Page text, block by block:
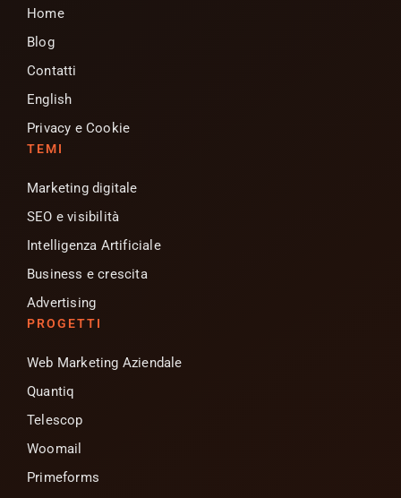
Home
Blog
Contatti
English
Privacy e Cookie
TEMI
Marketing digitale
SEO e visibilità
Intelligenza Artificiale
Business e crescita
Advertising
PROGETTI
Web Marketing Aziendale
Quantiq
Telescop
Woomail
Primeforms